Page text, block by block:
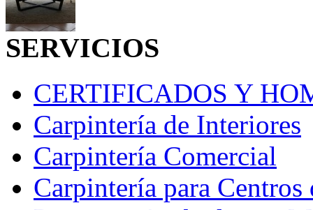
SERVICIOS
CERTIFICADOS Y
Carpintería de Interiores
Carpintería Comercial
Carpintería para